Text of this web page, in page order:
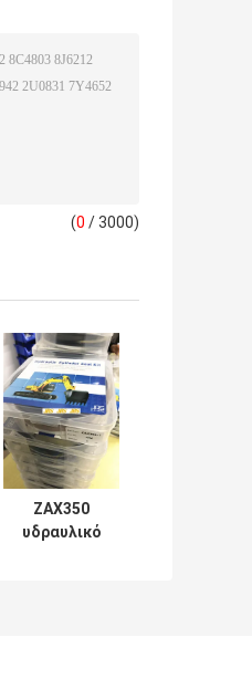
(0 / 3000)
ZAX350
υδραυλικό